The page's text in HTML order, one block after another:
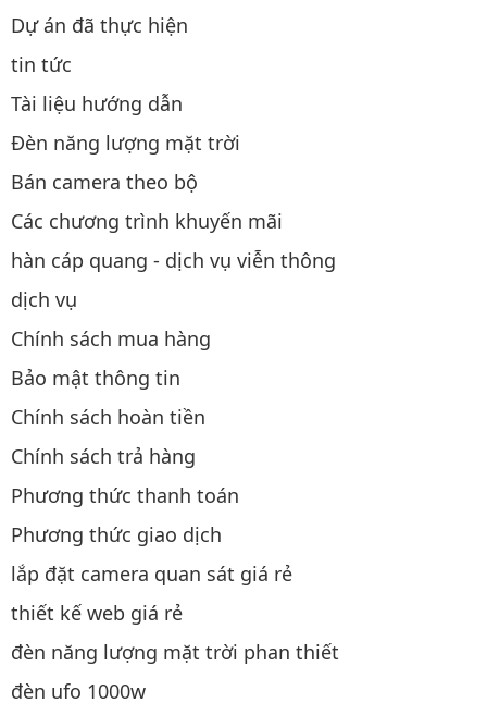
Dự án đã thực hiện
tin tức
Tài liệu hướng dẫn
Đèn năng lượng mặt trời
Bán camera theo bộ
Các chương trình khuyến mãi
hàn cáp quang - dịch vụ viễn thông
dịch vụ
Chính sách mua hàng
Bảo mật thông tin
Chính sách hoàn tiền
Chính sách trả hàng
Phương thức thanh toán
Phương thức giao dịch
lắp đặt camera quan sát giá rẻ
thiết kế web giá rẻ
đèn năng lượng mặt trời phan thiết
đèn ufo 1000w